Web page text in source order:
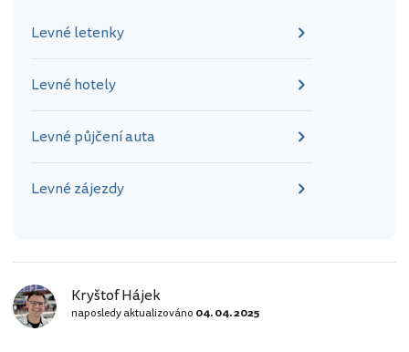
hraje zvonkohra? Věž má celkem 57
Levné letenky
Levné hotely
Levné půjčení auta
Levné zájezdy
Kryštof Hájek
naposledy aktualizováno 04. 04. 2025